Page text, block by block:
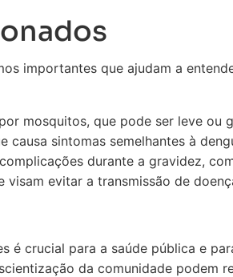
importantes que ajudam a
mosquitos, que pode ser leve ou
causa sintomas semelhantes à
durante a gravidez,
visam evitar a transmissão de
é crucial para a saúde pública e
da comunidade podem